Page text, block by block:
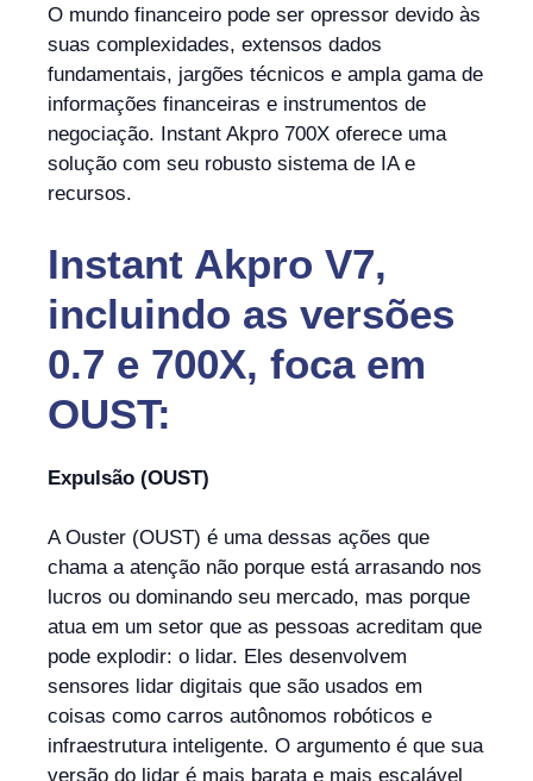
O mundo financeiro pode ser opressor devido às
suas complexidades, extensos dados
fundamentais, jargões técnicos e ampla gama de
informações financeiras e instrumentos de
negociação. Instant Akpro 700X oferece uma
solução com seu robusto sistema de IA e
recursos.
Instant Akpro V7,
incluindo as versões
0.7 e 700X, foca em
OUST:
Expulsão (OUST)
A Ouster (OUST) é uma dessas ações que
chama a atenção não porque está arrasando nos
lucros ou dominando seu mercado, mas porque
atua em um setor que as pessoas acreditam que
pode explodir: o lidar. Eles desenvolvem
sensores lidar digitais que são usados em
coisas como carros autônomos robóticos e
infraestrutura inteligente. O argumento é que sua
versão do lidar é mais barata e mais escalável